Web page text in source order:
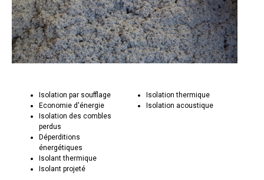
Isolation par soufflage
Economie d'énergie
Isolation des combles
perdus
Déperditions
énergétiques
Isolant thermique
Isolant projeté
Isolation thermique
Isolation acoustique